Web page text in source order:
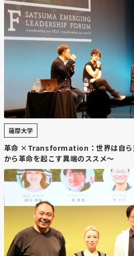
薩摩大学
革命 ×Transformation：世界は自ら
から革命を起こす異端のススメ〜